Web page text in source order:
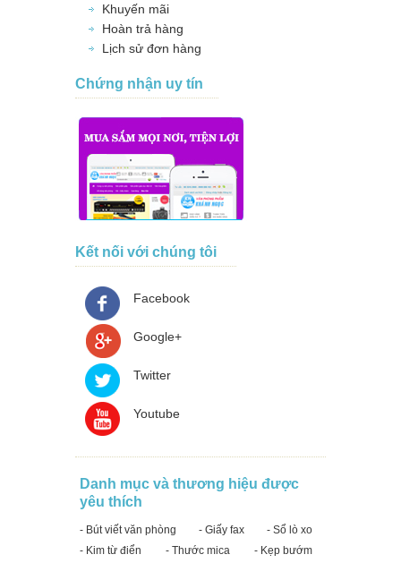
Khuyến mãi
Hoàn trả hàng
Lịch sử đơn hàng
Chứng nhận uy tín
Kết nối với chúng tôi
Facebook
Google+
Twitter
Youtube
Danh mục và thương hiệu được
yêu thích
- Bút viết văn phòng - Giấy fax
- Sổ lò xo
- Kim từ điển
- Thước mica
- Kẹp bướm